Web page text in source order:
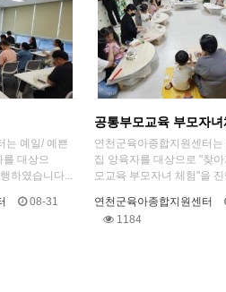
는 예일/ 예쁜
를 대상으
하였습니다...
08-31
공통부모교육 부모자녀
연천군육아종합지원센터는
집 양육자를 대상으로 "찾
모교육 부모자녀 체험"을
연천군육아종합지원센터
1184